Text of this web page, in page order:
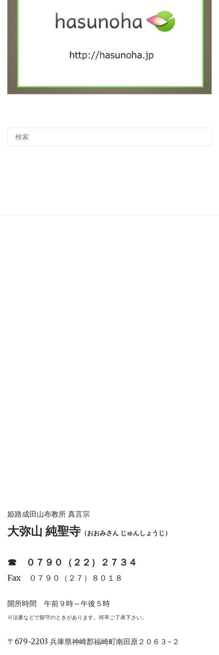
姫路成田山布教所 真言宗
大弥山 純聖寺 （おおみさん じゅんしょうじ）
☎︎ ０７９０（２２）２７３４
Fax ０７９０（２７）８０１８
開所時間 午前９時～午後５時
※法要などで留守のときがあります。何卒ご了承下さい。
〒679−2203 兵庫県神崎郡福崎町南田原２０６３−２